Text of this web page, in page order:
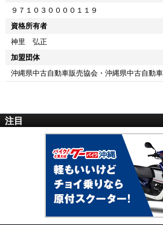
９７１０３００００１１９
資格所有者
神里 弘正
加盟団体
沖縄県中古自動車販売協会・沖縄県中古自動
注目